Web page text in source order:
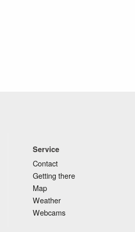
Service
Contact
Getting there
Map
Weather
Webcams